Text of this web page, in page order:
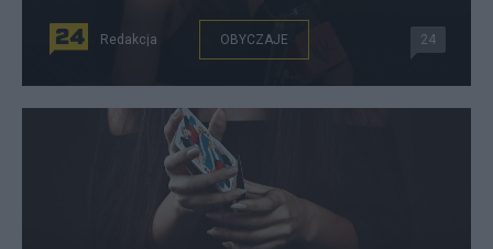
Redakcja OBYCZAJE 24